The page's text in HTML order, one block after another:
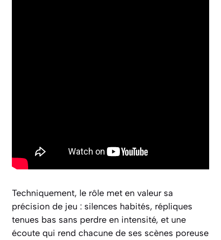
Techniquement, le rôle met en valeur sa
précision de jeu : silences habités, répliques
tenues bas sans perdre en intensité, et une
écoute qui rend chacune de ses scènes poreuse